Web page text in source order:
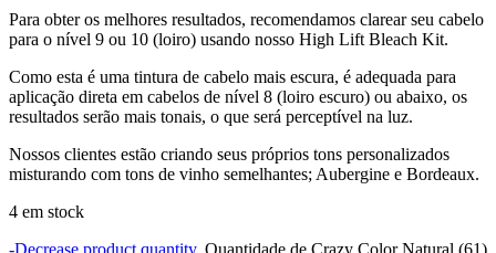
Para obter os melhores resultados, recomendamos clarear seu cabelo
para o nível 9 ou 10 (loiro) usando nosso High Lift Bleach Kit.
Como esta é uma tintura de cabelo mais escura, é adequada para
aplicação direta em cabelos de nível 8 (loiro escuro) ou abaixo, os
resultados serão mais tonais, o que será perceptível na luz.
Nossos clientes estão criando seus próprios tons personalizados
misturando com tons de vinho semelhantes; Aubergine e Bordeaux.
4 em stock
-Decrease product quantity. Quantidade de Crazy Color Natural (61)